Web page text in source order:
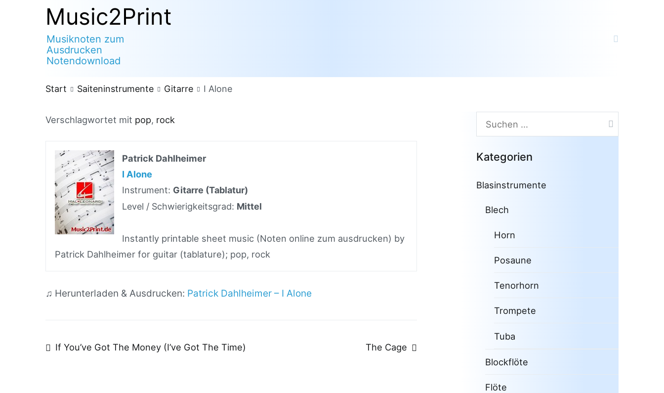
Music2Print
Musiknoten zum
Ausdrucken
Notendownload
Start Saiteninstrumente Gitarre I Alone
Verschlagwortet mit pop, rock
Patrick Dahlheimer
I Alone
Instrument: Gitarre (Tablatur)
Level / Schwierigkeitsgrad: Mittel
Instantly printable sheet music (Noten online zum ausdrucken) by
Patrick Dahlheimer for guitar (tablature); pop, rock
♫ Herunterladen & Ausdrucken: Patrick Dahlheimer – I Alone
Beitragsnavigation
If You’ve Got The Money (I’ve Got The Time) The Cage
Suchen
nach:
Kategorien
Blasinstrumente
Blech
Horn
Posaune
Tenorhorn
Trompete
Tuba
Blockflöte
Flöte